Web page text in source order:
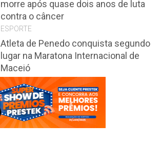
morre após quase dois anos de luta
contra o câncer
ESPORTE
Atleta de Penedo conquista segundo
lugar na Maratona Internacional de
Maceió